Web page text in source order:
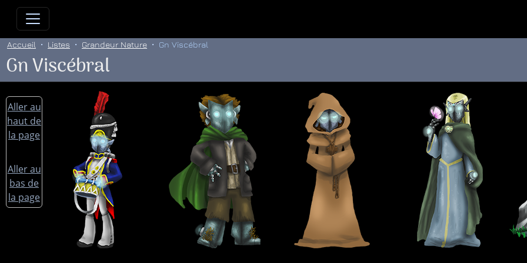
Allez directement au contenu
Accueil Listes Grandeur Nature Gn Viscébral
Gn Viscébral
Aller au
haut de
la page
Aller au
bas de
la page